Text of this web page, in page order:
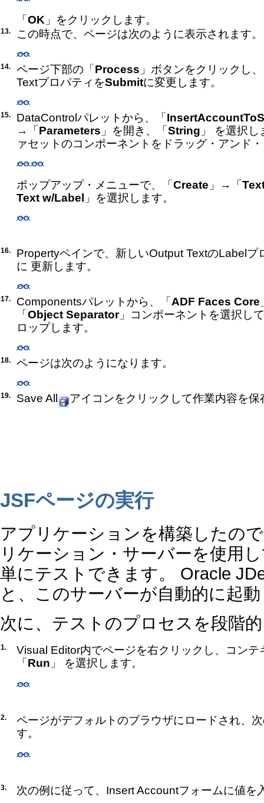
「OK 」をクリックします。
13. この時点で、ページは次のように表示されます。
14. ページ下部の「Process 」ボタンをクリックし
TextプロパティをSubmitに変更します。
15. DataControlパレットから、「
→「Parameters 」を開き、「String 」 を選択
ァセットのコンポーネントをドラッグ・アンド
ポップアップ・メニューで、「Create 」→「
Text w/Label 」を選択します。
16.
Propertyペインで、新しいOutput TextのLabelプ
に 更新します。
17. Componentsパレットから、「ADF Faces Core
「Object Separator」コンポーネントを選択し
ロップします。
18. ページは次のようになります。
19. Save All アイコンをクリックして作業内容を保
JSFページの実行
アプリケーションを構築したの
リケーション・サーバーを使用
単にテストできます。 Oracle
と、このサーバーが自動的に起
次に、テストのプロセスを段階
1.
Visual Editor内でページを右クリックし、コンテ
「Run 」 を選択します。
2.
ページがデフォルトのブラウザにロードされ、
す。
3. 次の例に従って、Insert Accountフォームに値を